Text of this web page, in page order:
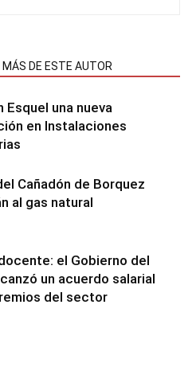
MÁS DE ESTE AUTOR
Esquel una nueva
en Instalaciones
Cañadón de Borquez
al gas natural
el Gobierno del
un acuerdo salarial
del sector